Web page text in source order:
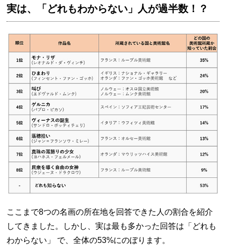
実は、「どれもわからない」人が過半数！？
ここまで8つの名画の所在地を回答できた人の割合を紹介
してきました。しかし、実は最も多かった回答は「どれも
わからない」 で、全体の53%にのぼります。